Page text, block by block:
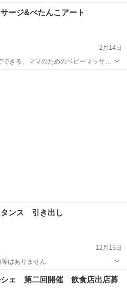
30分、1組様のご案内 ・対象年齢
その他 アート
ージ&ぺたんこアート
2月14日
ンス 引き出し
12月16日
はありません
シェ 第二回開催 飲食店出店募